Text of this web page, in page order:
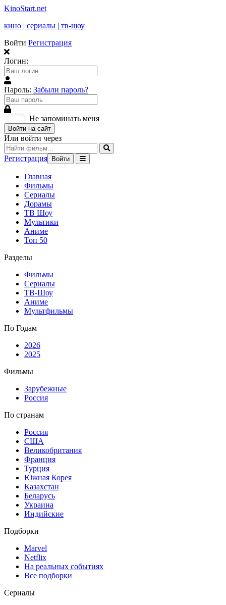
KinoStart.net
кино | сериалы | тв-шоу
Войти Регистрация
Логин:
Пароль: Забыли пароль?
Не запоминать меня
Войти на сайт
Или войти через
Регистрация Войти
Главная
Фильмы
Сериалы
Дорамы
ТВ Шоу
Мультики
Аниме
Топ 50
Разделы
Фильмы
Сериалы
ТВ-Шоу
Аниме
Мультфильмы
По Годам
2026
2025
Фильмы
Зарубежные
Россия
По странам
Россия
США
Великобритания
Франция
Турция
Южная Корея
Казахстан
Беларусь
Украина
Индийские
Подборки
Marvel
Netflix
На реальных событиях
Все подборки
Сериалы